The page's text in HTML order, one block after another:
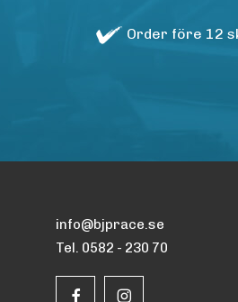
Order före 12
info@bjprace.se
Tel. 0582 - 230 70